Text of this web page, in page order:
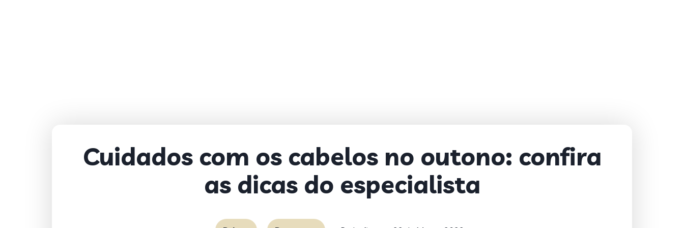
Cuidados com os cabelos no outono: confira
as dicas do especialista